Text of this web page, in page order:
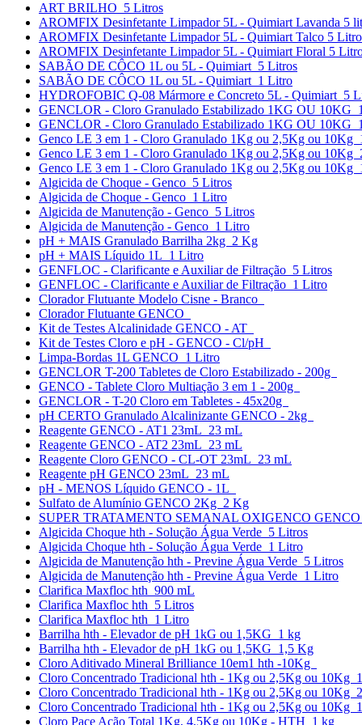
ART BRILHO 5 Litros
AROMFIX Desinfetante Limpador 5L - Quimiart Lavanda 5
AROMFIX Desinfetante Limpador 5L - Quimiart Talco 5
AROMFIX Desinfetante Limpador 5L - Quimiart Floral 5
SABÃO DE CÔCO 1L ou 5L - Quimiart 5 Litros
SABÃO DE CÔCO 1L ou 5L - Quimiart 1 Litro
HYDROFOBIC Q-08 Mármore e Concreto 5L - Quimiart 5
GENCLOR - Cloro Granulado Estabilizado 1KG OU 10KG
GENCLOR - Cloro Granulado Estabilizado 1KG OU 10KG
Genco LE 3 em 1 - Cloro Granulado 1Kg ou 2,5Kg ou 10Kg
Genco LE 3 em 1 - Cloro Granulado 1Kg ou 2,5Kg ou 10Kg
Genco LE 3 em 1 - Cloro Granulado 1Kg ou 2,5Kg ou 10Kg
Algicida de Choque - Genco 5 Litros
Algicida de Choque - Genco 1 Litro
Algicida de Manutenção - Genco 5 Litros
Algicida de Manutenção - Genco 1 Litro
pH + MAIS Granulado Barrilha 2kg 2 Kg
pH + MAIS Líquido 1L 1 Litro
GENFLOC - Clarificante e Auxiliar de Filtração 5 Litros
GENFLOC - Clarificante e Auxiliar de Filtração 1 Litro
Clorador Flutuante Modelo Cisne - Branco
Clorador Flutuante GENCO
Kit de Testes Alcalinidade GENCO - AT
Kit de Testes Cloro e pH - GENCO - Cl/pH
Limpa-Bordas 1L GENCO 1 Litro
GENCLOR T-200 Tabletes de Cloro Estabilizado - 200g
GENCO - Tablete Cloro Multiação 3 em 1 - 200g
GENCLOR - T-20 Cloro em Tabletes - 45x20g
pH CERTO Granulado Alcalinizante GENCO - 2kg
Reagente GENCO - AT1 23mL 23 mL
Reagente GENCO - AT2 23mL 23 mL
Reagente Cloro GENCO - CL-OT 23mL 23 mL
Reagente pH GENCO 23mL 23 mL
pH - MENOS Líquido GENCO - 1L
Sulfato de Alumínio GENCO 2Kg 2 Kg
SUPER TRATAMENTO SEMANAL OXIGENCO GENCO
Algicida Choque hth - Solução Água Verde 5 Litros
Algicida Choque hth - Solução Água Verde 1 Litro
Algicida de Manutenção hth - Previne Água Verde 5 Litros
Algicida de Manutenção hth - Previne Água Verde 1 Litro
Clarifica Maxfloc hth 900 mL
Clarifica Maxfloc hth 5 Litros
Clarifica Maxfloc hth 1 Litro
Barrilha hth - Elevador de pH 1kG ou 1,5KG 1 kg
Barrilha hth - Elevador de pH 1kG ou 1,5KG 1,5 Kg
Cloro Aditivado Mineral Brilliance 10em1 hth -10Kg
Cloro Concentrado Tradicional hth - 1Kg ou 2,5Kg ou 10Kg
Cloro Concentrado Tradicional hth - 1Kg ou 2,5Kg ou 10Kg
Cloro Concentrado Tradicional hth - 1Kg ou 2,5Kg ou 10Kg
Cloro Pace Ação Total 1Kg, 4,5Kg ou 10Kg - HTH 1 kg